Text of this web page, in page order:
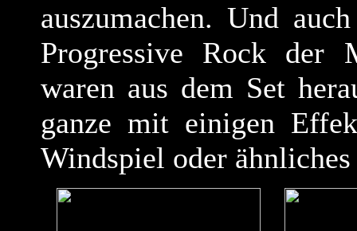
auszumachen. Und
Progressive Rock der
waren aus dem Set
ganze mit einigen
Windspiel oder